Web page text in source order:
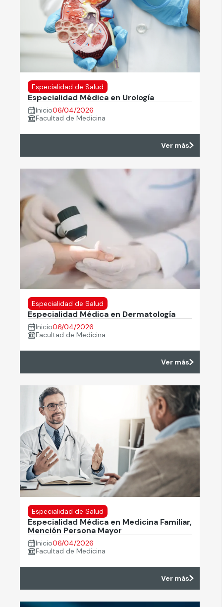
Especialidad de Salud
Especialidad Médica en Urología
Inicio06/04/2026
Facultad de Medicina
Ver más
Especialidad de Salud
Especialidad Médica en Dermatología
Inicio06/04/2026
Facultad de Medicina
Ver más
Especialidad de Salud
Especialidad Médica en Medicina Familiar,
Mención Persona Mayor
Inicio06/04/2026
Facultad de Medicina
Ver más